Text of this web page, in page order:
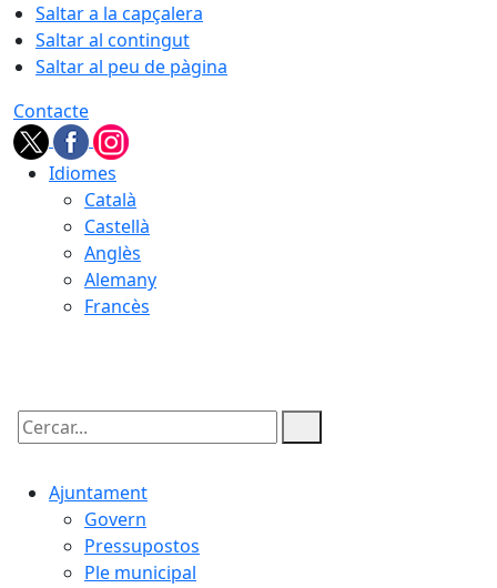
Saltar a la capçalera
Saltar al contingut
Saltar al peu de pàgina
Contacte
Idiomes
Català
Castellà
Anglès
Alemany
Francès
Cercar:
Ajuntament
Govern
Pressupostos
Ple municipal